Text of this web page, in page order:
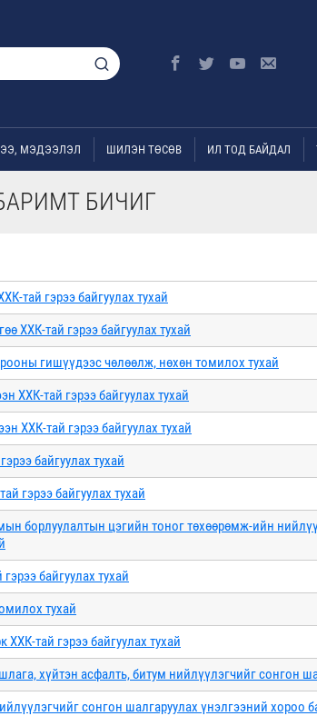
МЭДЭЭЛЭЛ ШИЛЭН ТӨСӨВ ИЛ ТОД БАЙДАЛ
БИЧИГ
тай гэрээ байгуулах тухай
ХХК-тай гэрээ байгуулах тухай
гишүүдээс чөлөөлж, нөхөн томилох тухай
ХХК-тай гэрээ байгуулах тухай
ХХК-тай гэрээ байгуулах тухай
байгуулах тухай
гэрээ байгуулах тухай
борлуулалтын цэгийн тоног төхөөрөмж-ийн
байгуулах тухай
тухай
ХХК-тай гэрээ байгуулах тухай
хүйтэн асфалть, битум нийлүүлэгчийг сонгон
сонгон шалгаруулах үнэлгээний хороо